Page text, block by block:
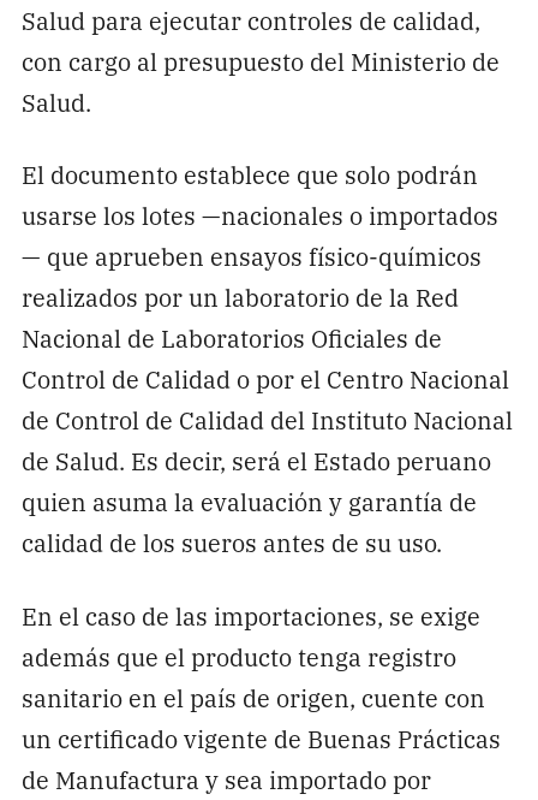
Salud para ejecutar controles de calidad,
con cargo al presupuesto del Ministerio de
Salud.
El documento establece que solo podrán
usarse los lotes —nacionales o importados
— que aprueben ensayos físico-químicos
realizados por un laboratorio de la Red
Nacional de Laboratorios Oficiales de
Control de Calidad o por el Centro Nacional
de Control de Calidad del Instituto Nacional
de Salud. Es decir, será el Estado peruano
quien asuma la evaluación y garantía de
calidad de los sueros antes de su uso.
En el caso de las importaciones, se exige
además que el producto tenga registro
sanitario en el país de origen, cuente con
un certificado vigente de Buenas Prácticas
de Manufactura y sea importado por